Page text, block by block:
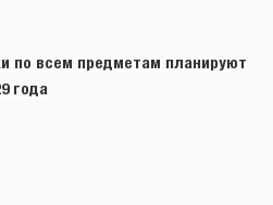
по всем предметам планируют
года